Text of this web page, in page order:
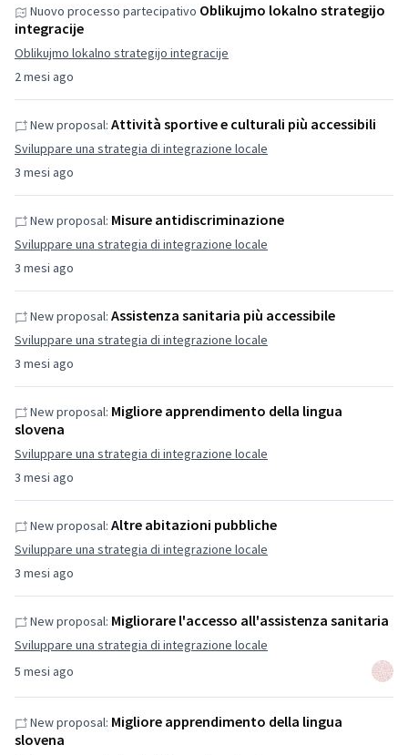
2 mesi ago
Nuovo processo partecipativo Oblikujmo lokalno strategijo
integracije
Oblikujmo lokalno strategijo integracije
3 mesi ago
New proposal: Attività sportive e culturali più accessibili
Sviluppare una strategia di integrazione locale
3 mesi ago
New proposal: Misure antidiscriminazione
Sviluppare una strategia di integrazione locale
3 mesi ago
New proposal: Assistenza sanitaria più accessibile
Sviluppare una strategia di integrazione locale
3 mesi ago
New proposal: Migliore apprendimento della lingua
slovena
Sviluppare una strategia di integrazione locale
3 mesi ago
New proposal: Altre abitazioni pubbliche
Sviluppare una strategia di integrazione locale
5 mesi ago
New proposal: Migliorare l'accesso all'assistenza sanitaria
Sviluppare una strategia di integrazione locale
New proposal: Migliore apprendimento della lingua
slovena